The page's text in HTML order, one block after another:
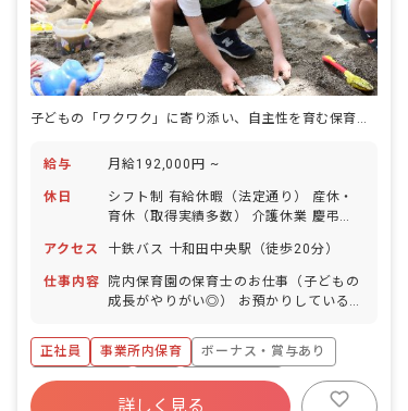
給与 月給192,000円 ~
休日
シフト制 有給休暇（法定通り） 産休・
育休（取得実績多数） 介護休業 慶弔休
日以上の休日を付与）
アクセス 十鉄バス 十和田中央駅（徒歩20分）
仕事内容
院内保育園の保育士のお仕事（子どもの
成長がやりがい◎） お預かりしている子
食事・睡眠・排泄・清潔・衣類の着脱等
・集団生活を通じた社会性の装着 ・行事
の計画・実行、お知らせの作成
正社員 事業所内保育
ボーナス・賞与あり
社会保険完備
有給
福利厚生充実
詳しく見る